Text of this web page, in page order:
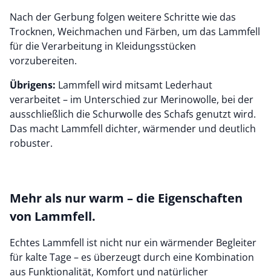
Nach der Gerbung folgen weitere Schritte wie das
Trocknen, Weichmachen und Färben, um das Lammfell
für die Verarbeitung in Kleidungsstücken
vorzubereiten.
Übrigens: Lammfell wird mitsamt Lederhaut
verarbeitet – im Unterschied zur Merinowolle, bei der
ausschließlich die Schurwolle des Schafs genutzt wird.
Das macht Lammfell dichter, wärmender und deutlich
robuster.
Mehr als nur warm – die Eigenschaften
von Lammfell.
Echtes Lammfell ist nicht nur ein wärmender Begleiter
für kalte Tage – es überzeugt durch eine Kombination
aus Funktionalität, Komfort und natürlicher